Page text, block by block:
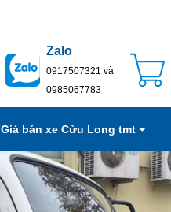
Zalo
0917507321 và
0985067783
Giá bán xe Cửu Long tmt